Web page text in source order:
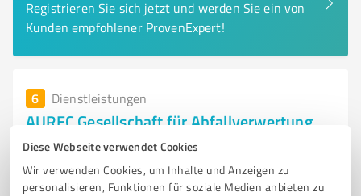
Diese Webseite verwendet Cookies
Wir verwenden Cookies, um Inhalte und Anzeigen zu
personalisieren, Funktionen für soziale Medien anbieten zu
Registrieren Sie sich jetzt und werden Sie ein von
Kunden empfohlener ProvenExpert!
6 Dienstleistungen
AUREC Gesellschaft für Abfallverwertung
und Recycling mbH // Verwaltung
AUREC - Spezialist für Bergbauversatzstoffe und
Abfallverwertung in Bernburg